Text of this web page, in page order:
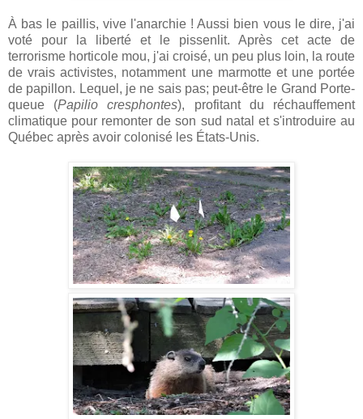
À bas le paillis, vive l'anarchie ! Aussi bien vous le dire, j'ai
voté pour la liberté et le pissenlit. Après cet acte de
terrorisme horticole mou, j'ai croisé, un peu plus loin, la route
de vrais activistes, notamment une marmotte et une portée
de papillon. Lequel, je ne sais pas; peut-être le Grand Porte-
queue (Papilio cresphontes), profitant du réchauffement
climatique pour remonter de son sud natal et s'introduire au
Québec après avoir colonisé les États-Unis.